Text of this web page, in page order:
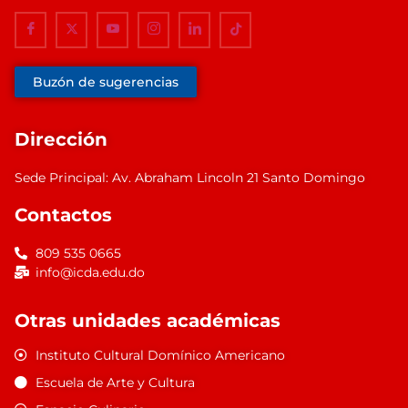
Buzón de sugerencias
Dirección
Sede Principal: Av. Abraham Lincoln 21 Santo Domingo
Contactos
809 535 0665
info@icda.edu.do
Otras unidades académicas
Instituto Cultural Domínico Americano
Escuela de Arte y Cultura